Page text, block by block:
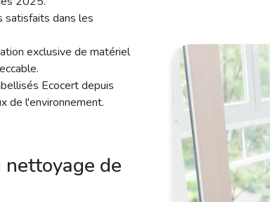
AFNOR/ADEME,
plus strictes.
de 200% si notre
2025.
dans les
exclusive de matériel
de l'environnement.